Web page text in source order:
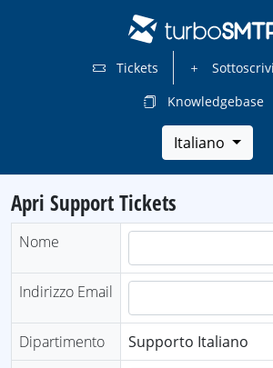
Tickets
Knowledgebase
Italiano
Apri Support Tickets
Nome
Indirizzo Email
Dipartimento
Supporto Italiano